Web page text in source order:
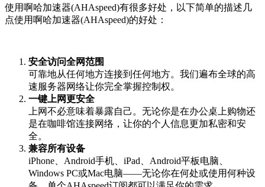
使用啊哈加速器(AHAspeed)有很多好处，以下简单的描述几
点使用啊哈加速器(AHAspeed)的好处：
安全访问全网范围
可靠地从任何地方连接到任何地方。我们遍布全球的高
速服务器网络让你完全掌握控制权。
一键上网更安全
上网不必意味着暴露自己。无论你是在办公桌上购物还
是在咖啡馆连接网络，让你的个人信息更加私密和安
全。
兼容所有设备
iPhone、Android手机、iPad、Android平板电脑、
Windows PC或Mac电脑——无论你在何处或使用何种设